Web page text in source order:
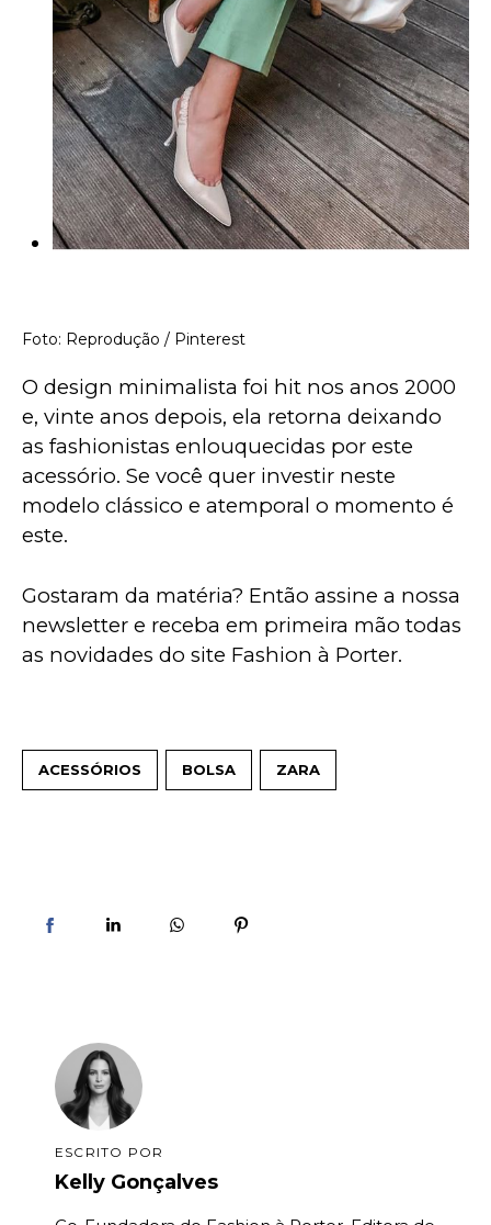
Foto: Reprodução / Pinterest
O design minimalista foi hit nos anos 2000
e, vinte anos depois, ela retorna deixando
as fashionistas enlouquecidas por este
acessório. Se você quer investir neste
modelo clássico e atemporal o momento é
este.
Gostaram da matéria? Então assine a nossa
newsletter e receba em primeira mão todas
as novidades do site Fashion à Porter.
ACESSÓRIOS BOLSA ZARA
ESCRITO POR
Kelly Gonçalves